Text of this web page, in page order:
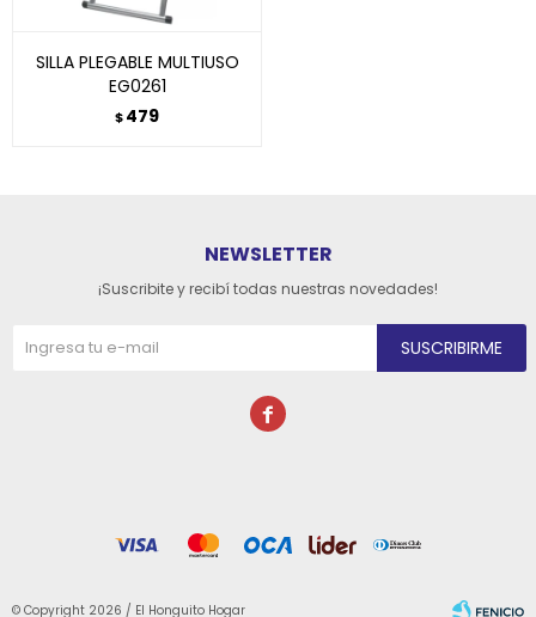
SILLA PLEGABLE MULTIUSO
EG0261
$479
NEWSLETTER
¡Suscribite y recibí todas nuestras novedades!
SUSCRIBIRME

© Copyright 2026 / El Honguito Hogar